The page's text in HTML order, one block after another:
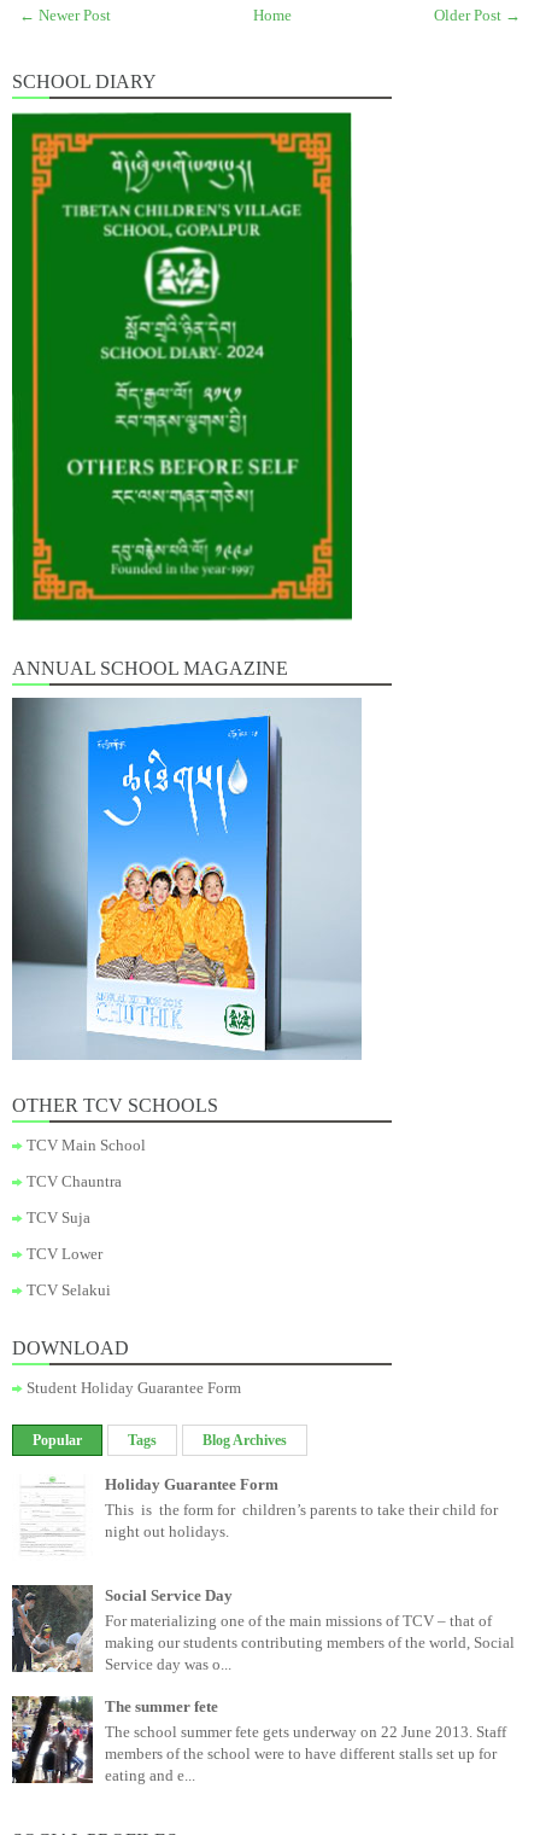
← Newer Post Older Post →
Home
SCHOOL DIARY
ANNUAL SCHOOL MAGAZINE
OTHER TCV SCHOOLS
TCV Main School
TCV Chauntra
TCV Suja
TCV Lower
TCV Selakui
DOWNLOAD
Student Holiday Guarantee Form
Popular Tags Blog Archives
Holiday Guarantee Form
This is the form for children’s parents to take their child for
night out holidays.
Social Service Day
For materializing one of the main missions of TCV – that of
making our students contributing members of the world, Social
Service day was o...
The summer fete
The school summer fete gets underway on 22 June 2013. Staff
members of the school were to have different stalls set up for
eating and e...